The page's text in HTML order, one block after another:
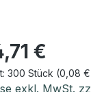
Preis:
€
300 Stück (0,08 €
exkl. MwSt.